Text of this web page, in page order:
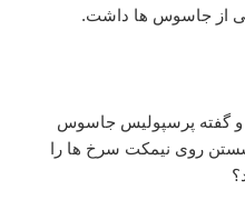
از جاسوس ها داشت.
و گفته پرسپولیس جاسوس
روی نیمکت سرخ ها را